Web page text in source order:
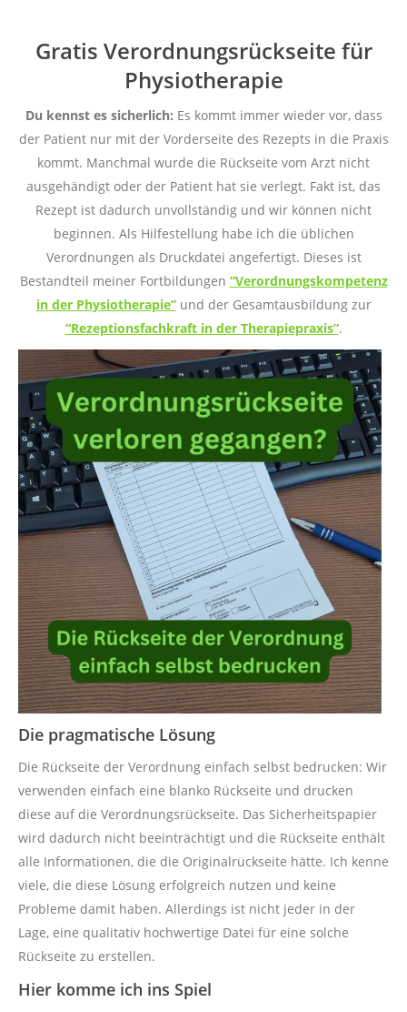
Gratis Verordnungsrückseite für
Physiotherapie
Du kennst es sicherlich: Es kommt immer wieder vor, dass
der Patient nur mit der Vorderseite des Rezepts in die Praxis
kommt. Manchmal wurde die Rückseite vom Arzt nicht
ausgehändigt oder der Patient hat sie verlegt. Fakt ist, das
Rezept ist dadurch unvollständig und wir können nicht
beginnen. Als Hilfestellung habe ich die üblichen
Verordnungen als Druckdatei angefertigt. Dieses ist
Bestandteil meiner Fortbildungen “Verordnungskompetenz
in der Physiotherapie”und der Gesamtausbildung zur
“Rezeptionsfachkraft in der Therapiepraxis”.
Die pragmatische Lösung
Die Rückseite der Verordnung einfach selbst bedrucken: Wir
verwenden einfach eine blanko Rückseite und drucken
diese auf die Verordnungsrückseite. Das Sicherheitspapier
wird dadurch nicht beeinträchtigt und die Rückseite enthält
alle Informationen, die die Originalrückseite hätte. Ich kenne
viele, die diese Lösung erfolgreich nutzen und keine
Probleme damit haben. Allerdings ist nicht jeder in der
Lage, eine qualitativ hochwertige Datei für eine solche
Rückseite zu erstellen.
Hier komme ich ins Spiel